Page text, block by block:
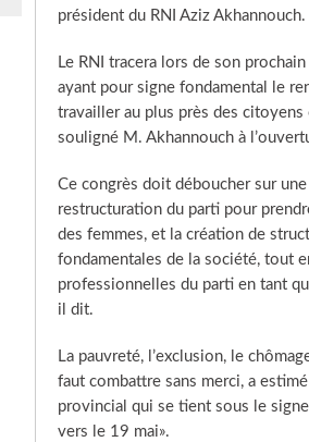
président du RNI Aziz Akhannouch.
Le RNI tracera lors de son
ayant pour signe fondamental le
travailler au plus près des
souligné M. Akhannouch à
Ce congrès doit déboucher sur
restructuration du parti pour
des femmes, et la création de
fondamentales de la société, tout
professionnelles du parti en tant
il dit.
La pauvreté, l’exclusion, le
faut combattre sans merci, a
provincial qui se tient sous le
vers le 19 mai».
élections 2021: RNI, PAM,
Aziz
MARRUECOS
García
Rafael Bustos
Entrevista
múltiples
Beatriz
Análisis